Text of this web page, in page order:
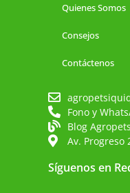
Quienes Somos
Consejos
Contáctenos
Fono y
Blog Agropets
Av. Progreso
Síguenos en